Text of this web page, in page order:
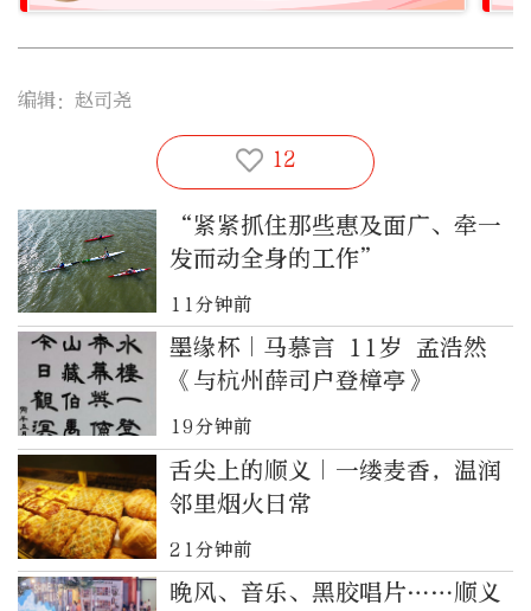
编辑：赵司尧
12
“紧紧抓住那些惠及面广、牵一
发而动全身的工作”
11分钟前
墨缘杯｜马慕言 11岁 孟浩然
《与杭州薛司户登樟亭》
19分钟前
舌尖上的顺义｜一缕麦香，温润
邻里烟火日常
21分钟前
晚风、音乐、黑胶唱片……顺义